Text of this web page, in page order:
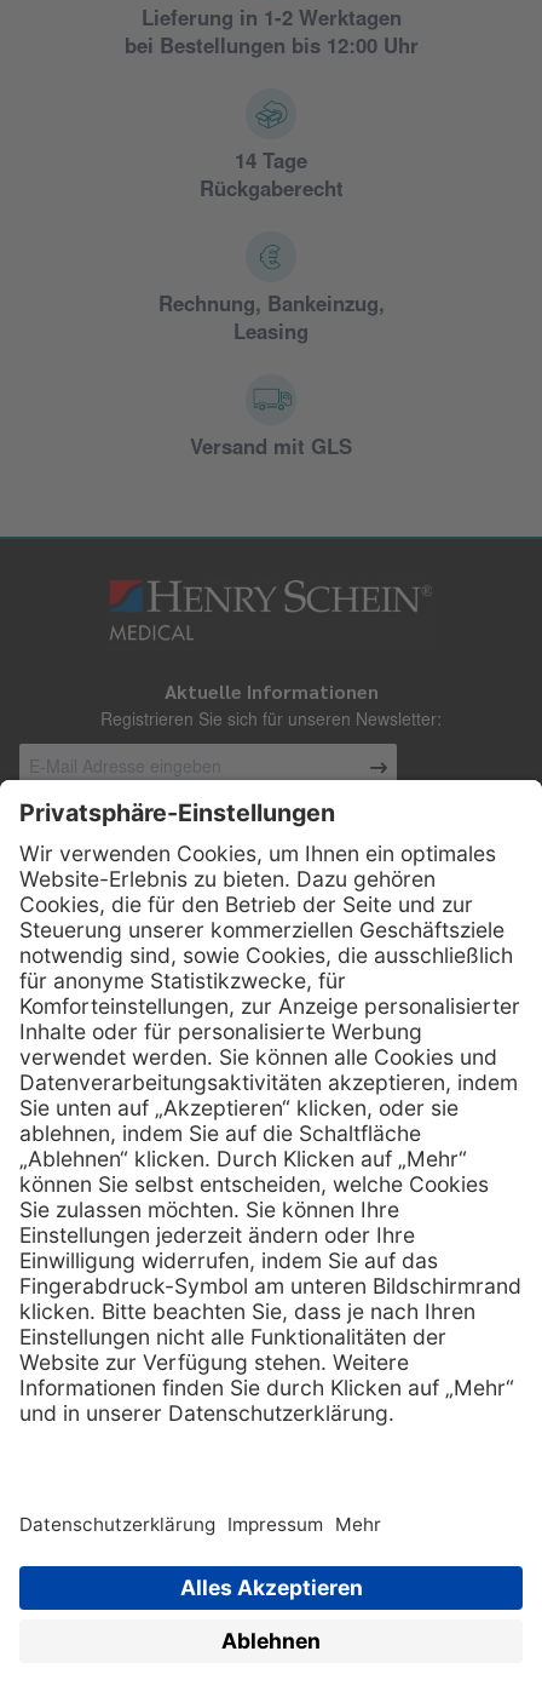
Lieferung in 1-2 Werktagen
bei Bestellungen bis 12:00 Uhr
14 Tage
Rückgaberecht
Rechnung, Bankeinzug,
Leasing
Versand mit GLS
Aktuelle Informationen
Registrieren Sie sich für unseren Newsletter:
Kontakt
Henry Schein Medical Austria GmbH
Schönbrunner Straße 297
A-1120 Wien
01 / 718 19 61 99
Telefax:01 / 718 19 61 23
E-Mail: info @ henryscheinmed.at
Services
Vorteile
Eigenmarke
Leasing
Technischer Service
Kataloge / Downloads
Hilfe
FAQs
Kontakt
Außendienst
Lob & Kritik
Retoure anmelden
Zertifikat Rechtliches
Impressum
Supplier code of
Copyright © 2026 Henry Schein